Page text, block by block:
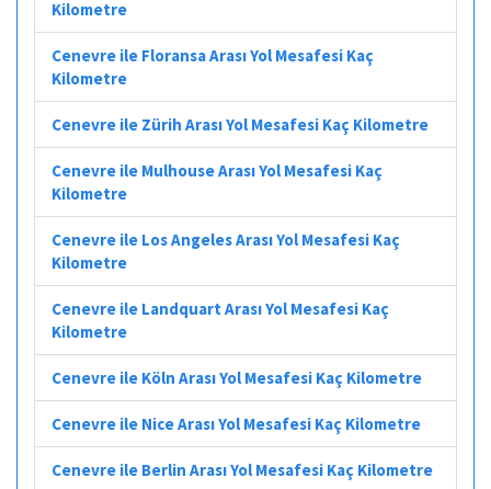
Kilometre
Cenevre ile Floransa Arası Yol Mesafesi Kaç
Kilometre
Cenevre ile Zürih Arası Yol Mesafesi Kaç Kilometre
Cenevre ile Mulhouse Arası Yol Mesafesi Kaç
Kilometre
Cenevre ile Los Angeles Arası Yol Mesafesi Kaç
Kilometre
Cenevre ile Landquart Arası Yol Mesafesi Kaç
Kilometre
Cenevre ile Köln Arası Yol Mesafesi Kaç Kilometre
Cenevre ile Nice Arası Yol Mesafesi Kaç Kilometre
Cenevre ile Berlin Arası Yol Mesafesi Kaç Kilometre